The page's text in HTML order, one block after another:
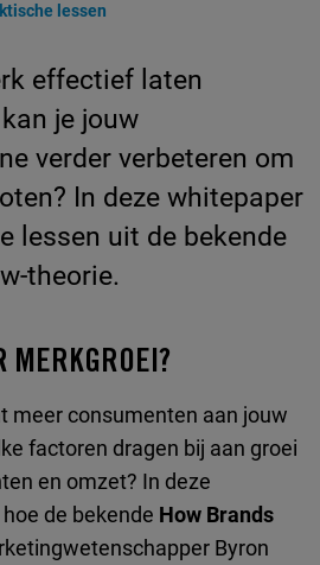
lessen
effectief laten
je jouw
verder verbeteren om
In deze whitepaper
lessen uit de bekende
theorie.
MERKGROEI?
meer consumenten aan jouw
factoren dragen bij aan groei
en omzet? In deze
de bekende How Brands
Byron